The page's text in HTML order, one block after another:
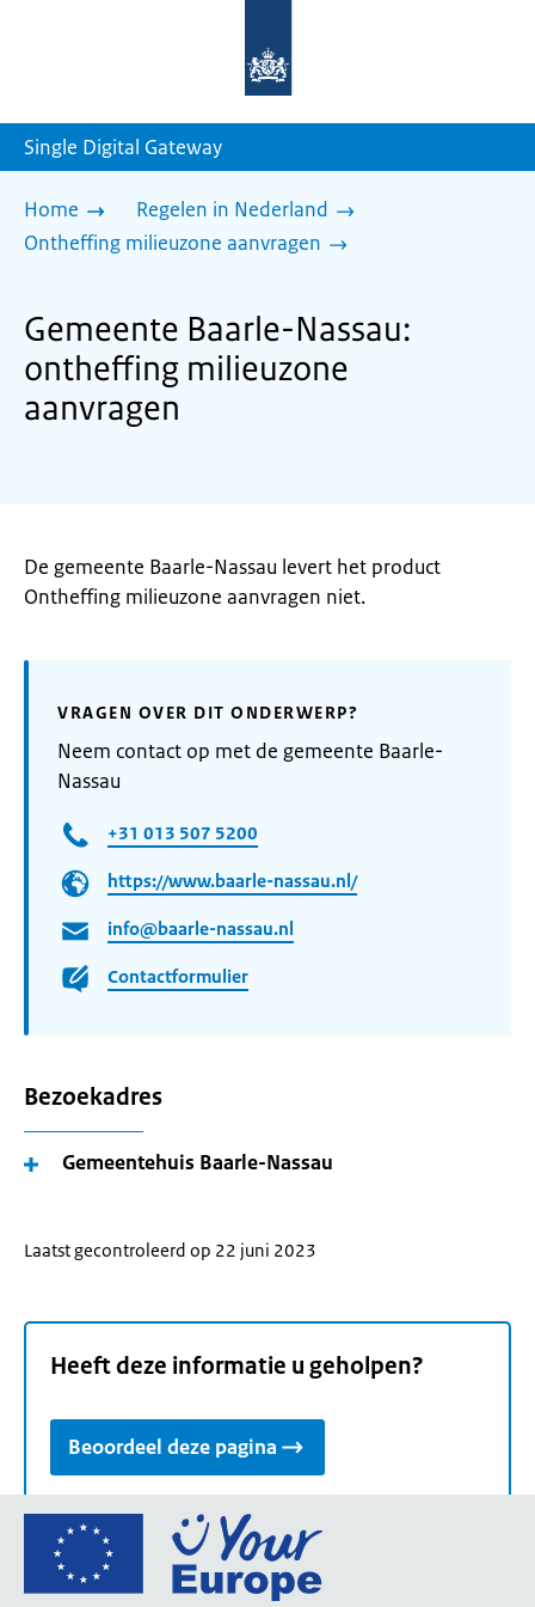
homepage
Single Digital Gateway
Home
Regelen in Nederland
Ontheffing milieuzone aanvragen
Gemeente Baarle-Nassau:
ontheffing milieuzone
aanvragen
De gemeente Baarle-Nassau levert het product
Ontheffing milieuzone aanvragen niet.
VRAGEN OVER DIT ONDERWERP?
Neem contact op met de gemeente Baarle-
Nassau
+31 013 507 5200
https://www.baarle-nassau.nl/
info@baarle-nassau.nl
Contactformulier
Bezoekadres
Gemeentehuis Baarle-Nassau
Laatst gecontroleerd op 22 juni 2023
Heeft deze informatie u geholpen?
Beoordeel deze pagina
Ga
de